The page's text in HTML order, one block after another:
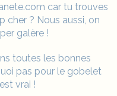
car tu trouves
cher ? Nous aussi, on
galère !
toutes les bonnes
pas pour le gobelet
vrai !